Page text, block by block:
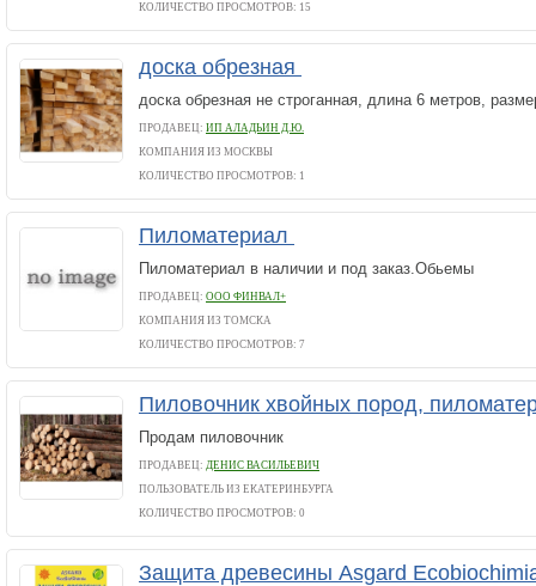
КОЛИЧЕСТВО ПРОСМОТРОВ: 15
доска обрезная
доска обрезная не строганная, длина 6 метров,
ПРОДАВЕЦ: ИП АЛАДЬИН Д.Ю.
КОМПАНИЯ ИЗ МОСКВЫ
КОЛИЧЕСТВО ПРОСМОТРОВ: 1
Пиломатериал
Пиломатериал в наличии и под заказ.Обьемы
ПРОДАВЕЦ: ООО ФИНВАЛ+
КОМПАНИЯ ИЗ ТОМСКА
КОЛИЧЕСТВО ПРОСМОТРОВ: 7
Пиловочник хвойных пород,
Продам пиловочник
ПРОДАВЕЦ: ДЕНИС ВАСИЛЬЕВИЧ
ПОЛЬЗОВАТЕЛЬ ИЗ ЕКАТЕРИНБУРГА
КОЛИЧЕСТВО ПРОСМОТРОВ: 0
Защита древесины Asgard